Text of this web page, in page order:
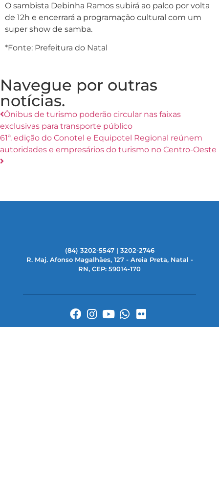
O sambista Debinha Ramos subirá ao palco por volta
de 12h e encerrará a programação cultural com um
super show de samba.
*Fonte: Prefeitura do Natal
Navegue por outras
notícias.
Ônibus de turismo poderão circular nas faixas
exclusivas para transporte público
61ª. edição do Conotel e Equipotel Regional reúnem
autoridades e empresários do turismo no Centro-Oeste
(84) 3202-5547 | 3202-2746
R. Maj. Afonso Magalhães, 127 - Areia Preta, Natal -
RN, CEP: 59014-170